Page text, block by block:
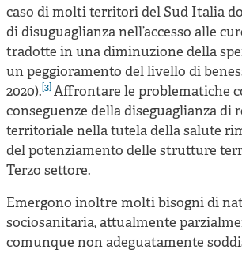
caso di molti territori del Sud Italia
di disuguaglianza nell’accesso alle
tradotte in una diminuzione della
un peggioramento del livello di
2020).[3]Affrontare le problematiche
conseguenze della diseguaglianza di
territoriale nella tutela della salute
del potenziamento delle strutture
Terzo settore.
Emergono inoltre molti bisogni di
sociosanitaria, attualmente
comunque non adeguatamente